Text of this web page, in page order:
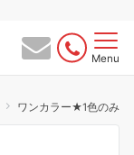
Menu
ワンカラー★1色のみ